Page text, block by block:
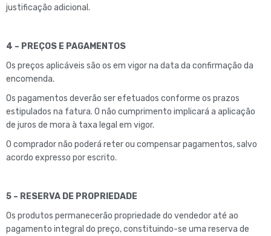
justificação adicional.
4 – PREÇOS E PAGAMENTOS
Os preços aplicáveis são os em vigor na data da confirmação da
encomenda.
Os pagamentos deverão ser efetuados conforme os prazos
estipulados na fatura. O não cumprimento implicará a aplicação
de juros de mora à taxa legal em vigor.
O comprador não poderá reter ou compensar pagamentos, salvo
acordo expresso por escrito.
5 – RESERVA DE PROPRIEDADE
Os produtos permanecerão propriedade do vendedor até ao
pagamento integral do preço, constituindo-se uma reserva de